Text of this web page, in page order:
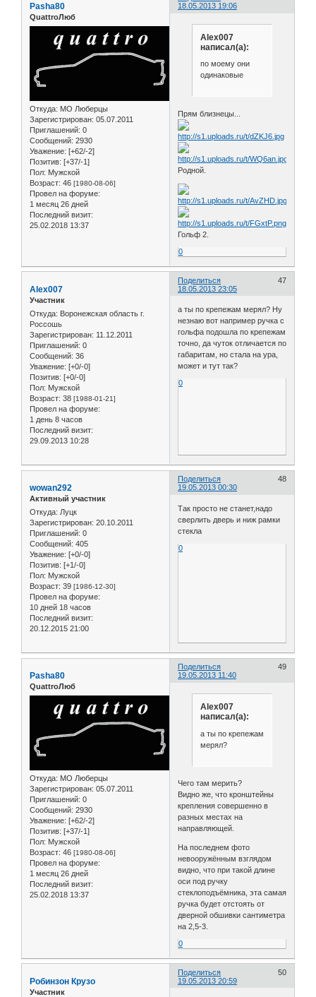
18.05.2013 19:06
Pasha80
QuattroЛюб
Откуда: МО Люберцы
Зарегистрирован: 05.07.2011
Приглашений: 0
Сообщений: 2930
Уважение: [+62/-2]
Позитив: [+37/-1]
Пол: Мужской
Возраст: 46 [1980-08-06]
Провел на форуме:
1 месяц 26 дней
Последний визит:
25.02.2018 13:37
Alex007
написал(а):
по моему они
одинаковые
Прям близнецы...
Родной.
Гольф 2.
0
Поделиться
47
18.05.2013 23:05
Alex007
Участник
Откуда: Воронежская область г.
Россошь
Зарегистрирован: 11.12.2011
Приглашений: 0
Сообщений: 36
Уважение: [+0/-0]
Позитив: [+0/-0]
Пол: Мужской
Возраст: 38 [1988-01-21]
Провел на форуме:
1 день 8 часов
Последний визит:
29.09.2013 10:28
а ты по крепежам мерял? Ну
незнаю вот например ручка с
гольфа подошла по крепежам
точно, да чуток отличается по
габаритам, но стала на ура,
может и тут так?
0
Поделиться
48
19.05.2013 00:30
wowan292
Активный участник
Откуда: Луцк
Зарегистрирован: 20.10.2011
Приглашений: 0
Сообщений: 405
Уважение: [+0/-0]
Позитив: [+1/-0]
Пол: Мужской
Возраст: 39 [1986-12-30]
Провел на форуме:
10 дней 18 часов
Последний визит:
20.12.2015 21:00
Так просто не станет,надо
сверлить дверь и ниж рамки
стекла
0
Поделиться
49
19.05.2013 11:40
Pasha80
QuattroЛюб
Откуда: МО Люберцы
Зарегистрирован: 05.07.2011
Приглашений: 0
Сообщений: 2930
Уважение: [+62/-2]
Позитив: [+37/-1]
Пол: Мужской
Возраст: 46 [1980-08-06]
Провел на форуме:
1 месяц 26 дней
Последний визит:
25.02.2018 13:37
Alex007
написал(а):
а ты по крепежам
мерял?
Чего там мерить?
Видно же, что кронштейны
крепления совершенно в
разных местах на
направляющей.
На последнем фото
невооружённым взглядом
видно, что при такой длине
оси под ручку
стеклоподъёмника, эта самая
ручка будет отстоять от
дверной обшивки сантиметра
на 2,5-3.
0
Поделиться
50
19.05.2013 20:59
Робинзон Крузо
Участник